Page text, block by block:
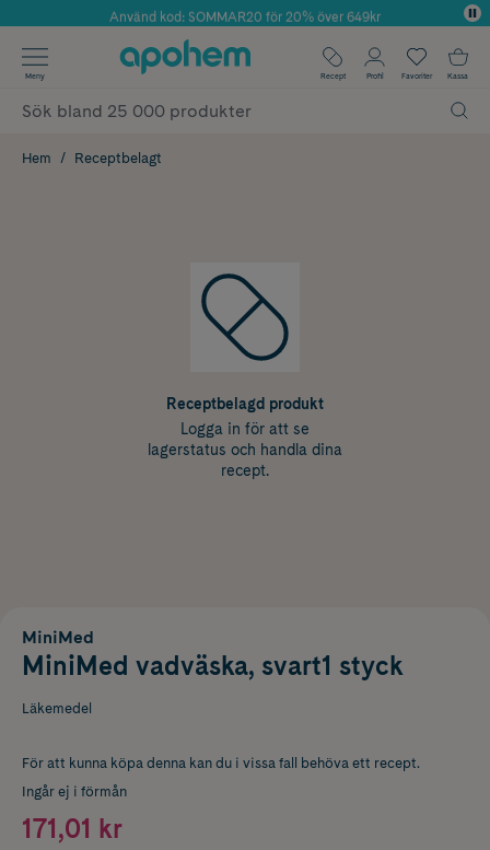
Årets Butik 2025 inom Skönhet
Använd kod: SOMMAR20 för 20% över 649kr
✓ Fri frakt
✓ Poäng på alla köp*
Meny Recept Profil Favoriter Kassa
Hem Receptbelagt
Receptbelagd produkt
Logga in för att se
lagerstatus och handla dina
recept.
MiniMed
MiniMed vadväska, svart1 styck
Läkemedel
För att kunna köpa denna kan du i vissa fall behöva ett recept.
Ingår ej i förmån
171,01 kr